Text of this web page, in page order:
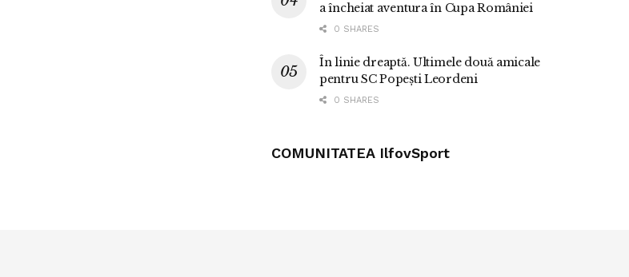
a încheiat aventura în Cupa României
0 SHARES
În linie dreaptă. Ultimele două amicale
pentru SC Popești Leordeni
0 SHARES
COMUNITATEA IlfovSport